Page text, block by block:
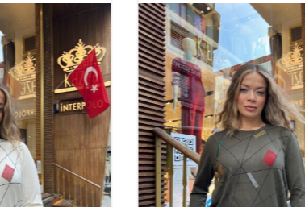
Trikoların
rahatlık
oturarak şık bir
bile ilk günkü
kılar. Toptan
sunarak sadık
%92
Ürünümüz,